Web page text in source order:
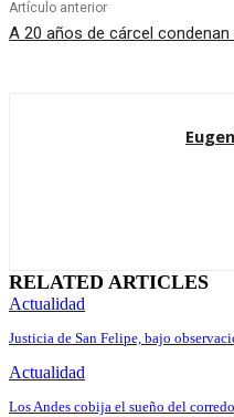
Artículo anterior
A 20 años de cárcel
RELATED ARTICLES
Actualidad
Justicia de San Felipe, bajo
Actualidad
Los Andes cobija el sueño del